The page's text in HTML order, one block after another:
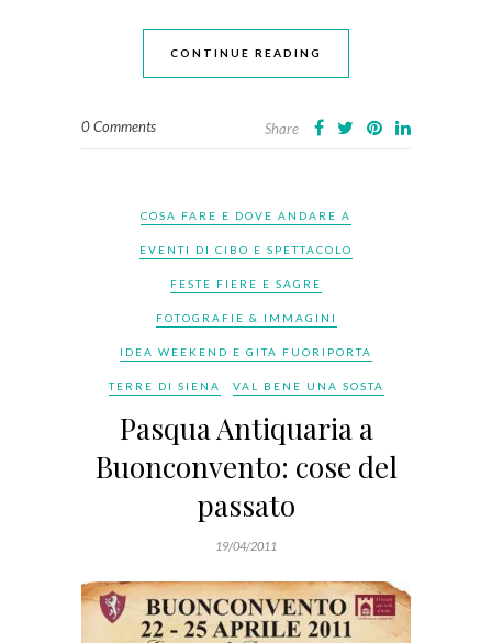
CONTINUE READING
0 Comments Share
COSA FARE E DOVE ANDARE A
EVENTI DI CIBO E SPETTACOLO
FESTE FIERE E SAGRE
FOTOGRAFIE & IMMAGINI
IDEA WEEKEND E GITA FUORIPORTA
TERRE DI SIENA VAL BENE UNA SOSTA
Pasqua Antiquaria a
Buonconvento: cose del
passato
19/04/2011